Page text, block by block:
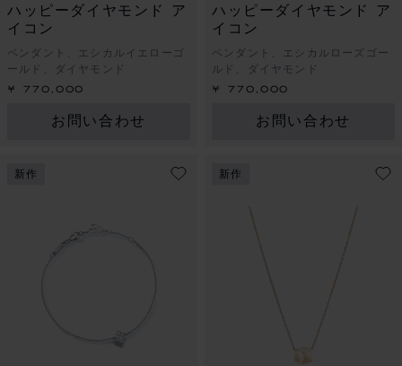
ハッピーダイヤモンド ア
イコン
ペンダント、エシカルイエローゴ
ールド、ダイヤモンド
¥ 770,000
お問い合わせ
ハッピーダイヤモンド ア
イコン
ペンダント、エシカルローズゴー
ルド、ダイヤモンド
¥ 770,000
お問い合わせ
新作 新作